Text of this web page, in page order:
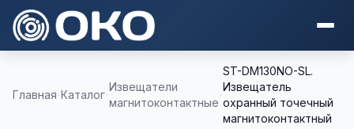
Главная Каталог
Извещатели
магнитоконтактные
ST-DM130NO-SL.
Извещатель
охранный точечный
магнитоконтактный